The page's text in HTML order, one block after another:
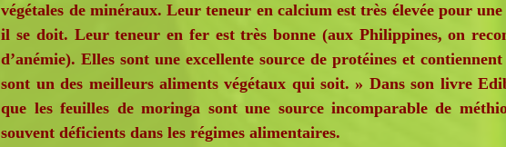
végétales de minéraux. Leur teneur en calcium est très élevée pour
il se doit. Leur teneur en fer est très bonne (aux Philippines, on
d’anémie). Elles sont une excellente source de protéines et
sont un des meilleurs aliments végétaux qui soit. » Dans son livre
que les feuilles de moringa sont une source incomparable de
souvent déficients dans les régimes alimentaires.